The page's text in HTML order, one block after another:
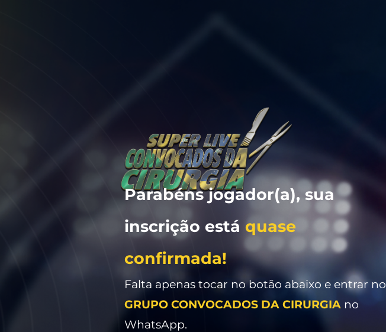
Parabéns jogador(a), sua
inscrição está quase
confirmada!
Falta apenas tocar no botão abaixo e entrar no
GRUPO CONVOCADOS DA CIRURGIA no
WhatsApp.